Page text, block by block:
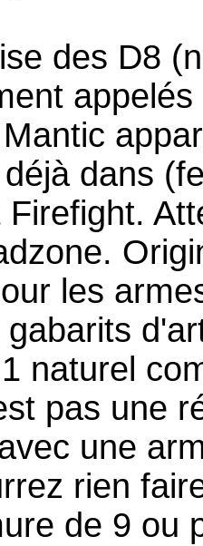
des D8
dans
Firefight.
les
naturel
pas une
une
rien
de 9 ou